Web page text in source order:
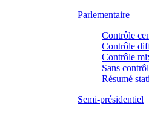
Parlementaire
Contrôle
Contrôle
Contrôle
Sans
Résumé
Semi-présidentiel